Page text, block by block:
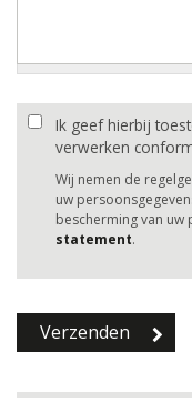
Ik geef hierbij
verwerken
Wij nemen de
uw
bescherming van uw
statement.